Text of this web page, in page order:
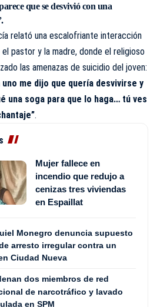
que se desvivió con una
.
relató una escalofriante interacción
pastor y la madre, donde el religioso
las amenazas de suicidio del joven:
uno me dijo que quería desvivirse y
una soga para que lo haga… tú ves
.
Mujer fallece en
incendio que redujo a
cenizas tres viviendas
en Espaillat
Monegro denuncia supuesto
arresto irregular contra un
Ciudad Nueva
dos miembros de red
de narcotráfico y lavado
en SPM